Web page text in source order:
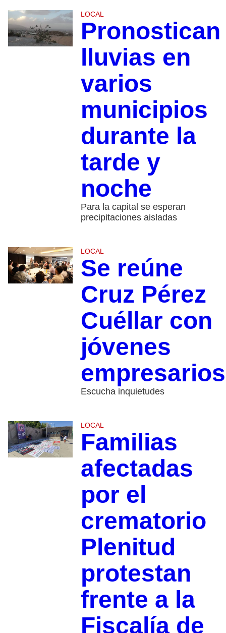
LOCAL
Pronostican
lluvias en
varios
municipios
durante la
tarde y
noche
Para la capital se esperan
precipitaciones aisladas
LOCAL
Se reúne
Cruz Pérez
Cuéllar con
jóvenes
empresarios
Escucha inquietudes
LOCAL
Familias
afectadas
por el
crematorio
Plenitud
protestan
frente a la
Fiscalía de